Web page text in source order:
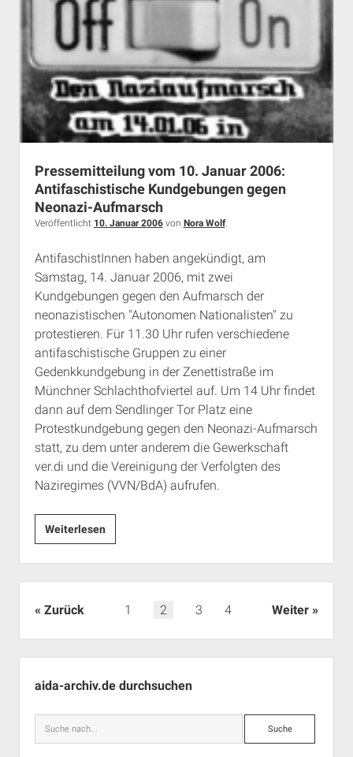
Neonaziszene
gibt
sich
neuen
Namen
Pressemitteilung vom 10. Januar 2006:
Antifaschistische Kundgebungen gegen
Neonazi-Aufmarsch
Veröffentlicht 10. Januar 2006von Nora Wolf.
AntifaschistInnen haben angekündigt, am
Samstag, 14. Januar 2006, mit zwei
Kundgebungen gegen den Aufmarsch der
neonazistischen "Autonomen Nationalisten" zu
protestieren. Für 11.30 Uhr rufen verschiedene
antifaschistische Gruppen zu einer
Gedenkkundgebung in der Zenettistraße im
Münchner Schlachthofviertel auf. Um 14 Uhr findet
dann auf dem Sendlinger Tor Platz eine
Protestkundgebung gegen den Neonazi-Aufmarsch
statt, zu dem unter anderem die Gewerkschaft
ver.di und die Vereinigung der Verfolgten des
Naziregimes (VVN/BdA) aufrufen.
WeiterlesenPressemitteilung
vom
10.
Januar
2006:
Kundgebungen
gegen
Neonazi-
Seitennummerierung
Zurück 1 2 3 4 Weiter
aida-archiv.de durchsuchen
Suche